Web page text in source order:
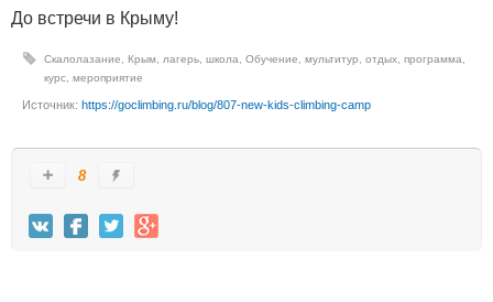
До встречи в Крыму!
Скалолазание, Крым, лагерь, школа, Обучение, мультитур, отдых, программа,
курс, мероприятие
Источник: https://goclimbing.ru/blog/807-new-kids-climbing-camp
8